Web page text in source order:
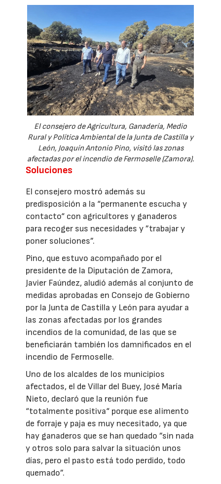
El consejero de Agricultura, Ganadería, Medio
Rural y Política Ambiental de la Junta de Castilla y
León, Joaquín Antonio Pino, visitó las zonas
afectadas por el incendio de Fermoselle (Zamora).
Soluciones
El consejero mostró además su
predisposición a la “permanente escucha y
contacto“ con agricultores y ganaderos
para recoger sus necesidades y ”trabajar y
poner soluciones”.
Pino, que estuvo acompañado por el
presidente de la Diputación de Zamora,
Javier Faúndez, aludió además al conjunto de
medidas aprobadas en Consejo de Gobierno
por la Junta de Castilla y León para ayudar a
las zonas afectadas por los grandes
incendios de la comunidad, de las que se
beneficiarán también los damnificados en el
incendio de Fermoselle.
Uno de los alcaldes de los municipios
afectados, el de Villar del Buey, José María
Nieto, declaró que la reunión fue
“totalmente positiva“ porque ese alimento
de forraje y paja es muy necesitado, ya que
hay ganaderos que se han quedado ”sin nada
y otros solo para salvar la situación unos
días, pero el pasto está todo perdido, todo
quemado”.